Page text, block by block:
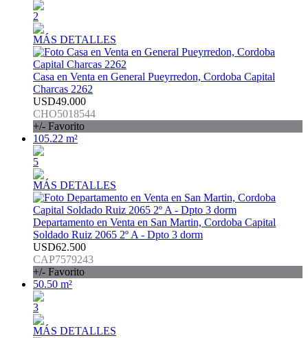
2
MÁS DETALLES
Casa en Venta en General Pueyrredon, Cordoba Capital
Charcas 2262
USD49.000
CHO5018544
+/- Favorito
105.22 m²
5
MÁS DETALLES
Departamento en Venta en San Martin, Cordoba Capital
Soldado Ruiz 2065 2º A - Dpto 3 dorm
USD62.500
CAP7579243
+/- Favorito
50.50 m²
3
MÁS DETALLES